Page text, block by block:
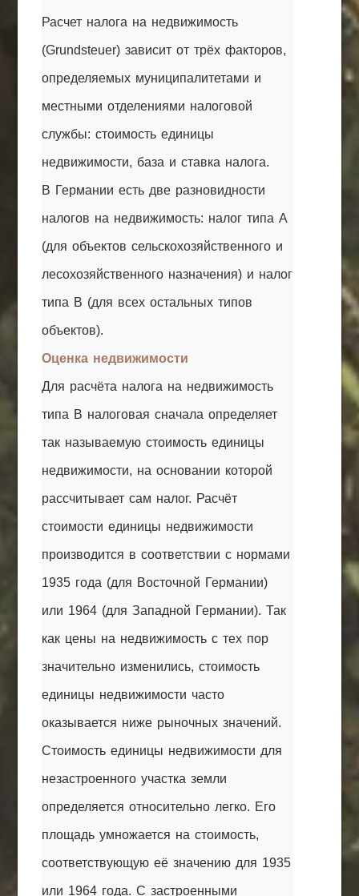
Расчет налога на недвижимость
(Grundsteuer) зависит от трёх факторов,
определяемых муниципалитетами и
местными отделениями налоговой
службы: стоимость единицы
недвижимости, база и ставка налога.
В Германии есть две разновидности
налогов на недвижимость: налог типа А
(для объектов сельскохозяйственного и
лесохозяйственного назначения) и налог
типа В (для всех остальных типов
объектов).
Оценка недвижимости
Для расчёта налога на недвижимость
типа B налоговая сначала определяет
так называемую стоимость единицы
недвижимости, на основании которой
рассчитывает сам налог. Расчёт
стоимости единицы недвижимости
производится в соответствии с нормами
1935 года (для Восточной Германии)
или 1964 (для Западной Германии). Так
как цены на недвижимость с тех пор
значительно изменились, стоимость
единицы недвижимости часто
оказывается ниже рыночных значений.
Стоимость единицы недвижимости для
незастроенного участка земли
определяется относительно легко. Его
площадь умножается на стоимость,
соответствующую её значению для 1935
или 1964 года. С застроенными